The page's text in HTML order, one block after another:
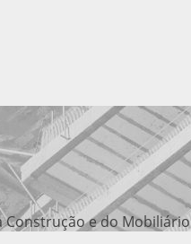
Construção e do Mobiliário